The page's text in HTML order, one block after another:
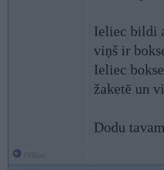
Ieliec bildi
viņš ir
Ieliec
žaketē un
Dodu